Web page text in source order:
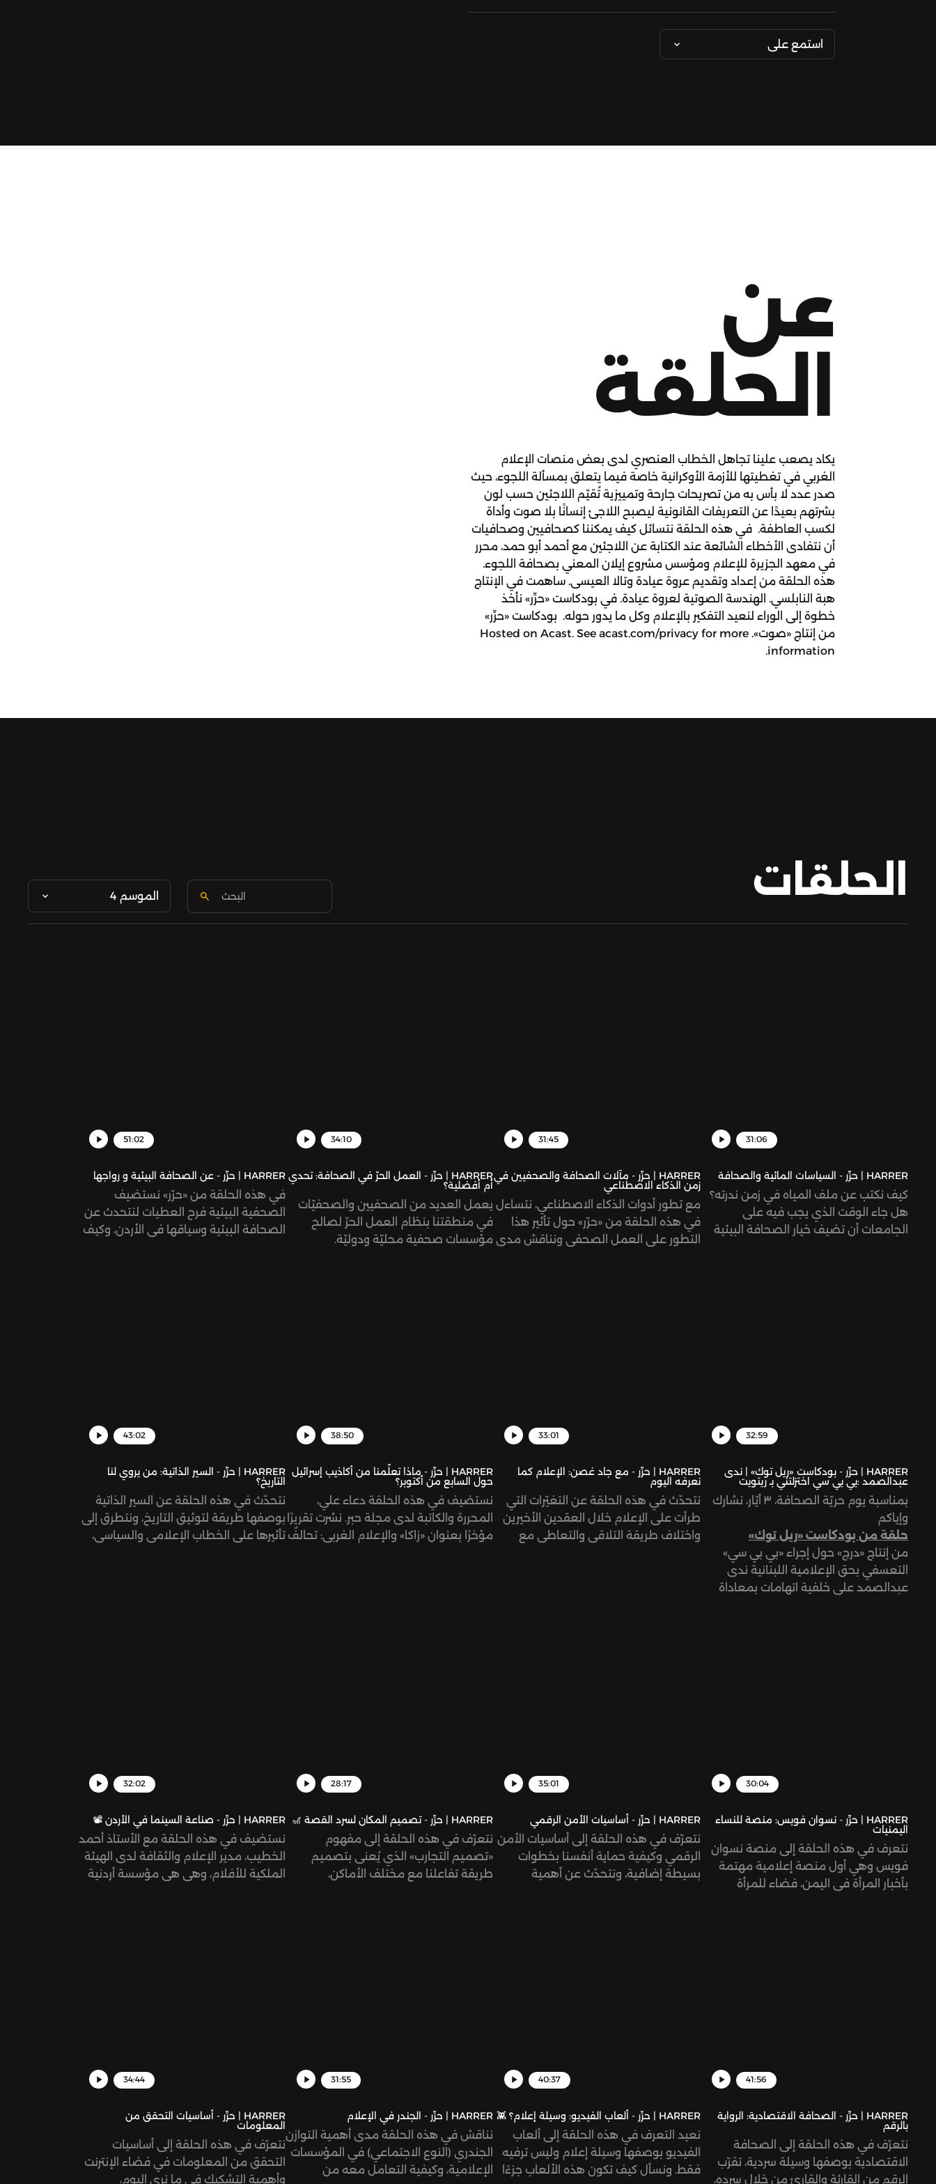
استمع على
عن
الحلقة
يكاد يصعب علينا تجاهل الخطاب العنصري لدى بعض منصات الإعلام
الغربي في تغطيتها للأزمة الأوكرانية خاصة فيما يتعلق بمسألة اللجوء، حيث
صدر عدد لا بأس به من تصريحات جارحة وتمييزية تُقيّم اللاجئين حسب لون
بشرتهم بعيدًا عن التعريفات القانونية ليصبح اللاجئ إنسانًا بلا صوت وأداة
لكسب العاطفة. في هذه الحلقة نتسائل كيف يمكننا كصحافيين وصحافيات
أن نتفادى الأخطاء الشائعة عند الكتابة عن اللاجئين مع أحمد أبو حمد، محرر
في معهد الجزيرة للإعلام ومؤسس مشروع إيلان المعني بصحافة اللجوء.
هذه الحلقة من إعداد وتقديم عروة عيادة وتالا العيسى. ساهمت في الإنتاج
هبة النابلسي. الهندسة الصوتية لعروة عيادة. في بودكاست «حرِّر» نأخذ
خطوة إلى الوراء لنعيد التفكير بالإعلام وكل ما يدور حوله. بودكاست «حرِّر»
من إنتاج «صوت». Hosted on Acast. See acast.com/privacy for more
information.
الحلقات الموسم 4
31:06
HARRER | حرِّر - السياسات المائية والصحافة
كيف نكتب عن ملف المياه في زمن ندرته؟
هل جاء الوقت الذي يجب فيه على
الجامعات أن تضيف خيار الصحافة البيئية
31:45
HARRER | حرِّر - مآلات الصحافة والصحفيين في
زمن الذكاء الاصطناعي
مع تطور أدوات الذكاء الاصطناعي، نتساءل
في هذه الحلقة من «حرّر» حول تأثير هذا
التطور على العمل الصحفي ونناقش مدى
34:10
HARRER | حرِّر - العمل الحرّ في الصحافة: تحدي
أم أفضلية؟
يعمل العديد من الصحفيين والصحفيّات
في منطقتنا بنظام العمل الحرّ لصالح
مؤسسات صحفية محليّة ودوليّة.
51:02
HARRER | حرِّر - عن الصحافة البيئية و رواجها
في هذه الحلقة من «حرّر» نستضيف
الصحفية البيئية فرح العطيات لنتحدث عن
الصحافة البيئية وسياقها في الأردن، وكيف
32:59
HARRER | حرِّر - بودكاست «ريل توك» | ندى
عبدالصمد :بي بي سي اختزلتني بـ ريتويت
بمناسبة يوم حريّة الصحافة، ٣ أيّار، نشارك
وإياكم
حلقة من بودكاست «ريل توك»
من إنتاج «درج» حول إجراء «بي بي سي»
التعسفي بحق الإعلامية اللبنانية ندى
عبدالصمد على خلفية اتهامات بمعاداة
33:01
HARRER | حرِّر - مع جاد غصن: الإعلام كما
نعرفه اليوم
نتحدّث في هذه الحلقة عن التغيّرات التي
طرأت على الإعلام خلال العقدين الأخيرين
واختلاف طريقة التلاقي والتعاطي مع
38:50
HARRER | حرِّر - ماذا تعلّمنا من أكاذيب إسرائيل
حول السابع من أكتوبر؟
نستضيف في هذه الحلقة دعاء علي،
المحررة والكاتبة لدى مجلة حبر. نشرت تقريرًا
مؤخرًا بعنوان «زاكا» والإعلام الغربي: تحالفٌ
43:02
HARRER | حرِّر - السير الذاتية: من يروي لنا
التاريخ؟
نتحدّث في هذه الحلقة عن السير الذاتية
بوصفها طريقة لتوثيق التاريخ، ونتطرق إلى
تأثيرها على الخطاب الإعلامي والسياسي،
30:04
HARRER | حرِّر - نسوان فويس: منصة للنساء
اليمنيات
نتعرف في هذه الحلقة إلى منصة نسوان
فويس وهي أول منصة إعلامية مهتمة
بأخبار المرأة في اليمن، فضاء للمرأة
35:01
HARRER | حرِّر - أساسيات الأمن الرقمي
نتعرّف في هذه الحلقة إلى أساسيات الأمن
الرقمي وكيفية حماية أنفسنا بخطوات
بسيطة إضافية، ونتحدّث عن أهمية
28:17
HARRER | حرِّر - تصميم المكان لسرد القصة 🎢
نتعرّف في هذه الحلقة إلى مفهوم
«تصميم التجارب» الذي يُعنى بتصميم
طريقة تفاعلنا مع مختلف الأماكن،
32:02
HARRER | حرِّر - صناعة السينما في الأردن 📽
نستضيف في هذه الحلقة مع الأستاذ أحمد
الخطيب، مدير الإعلام والثقافة لدى الهيئة
الملكية للأفلام، وهي هي مؤسسة أردنية
41:56
HARRER | حرِّر - الصحافة الاقتصادية: الرواية
بالرقم
نتعرّف في هذه الحلقة إلى الصحافة
الاقتصادية بوصفها وسيلة سردية، تقرّب
الرقم من القارئة والقارئ من خلال سرده،
40:37
HARRER | حرِّر - ألعاب الفيديو: وسيلة إعلام؟ 👾
نعيد التعرف في هذه الحلقة إلى ألعاب
الفيديو بوصفها وسيلة إعلام وليس ترفيه
فقط. ونسأل كيف تكون هذه الألعاب جزءًا
31:55
HARRER | حرِّر - الجندر في الإعلام
نناقش في هذه الحلقة مدى أهمية التوازن
الجندري (النوع الاجتماعي) في المؤسسات
الإعلامية، وكيفية التعامل معه من
34:44
HARRER | حرِّر - أساسيات التحقق من
المعلومات
نتعرّف في هذه الحلقة إلى أساسيات
التحقق من المعلومات في فضاء الإنترنت
وأهمية التشكيك في ما نرى اليوم،